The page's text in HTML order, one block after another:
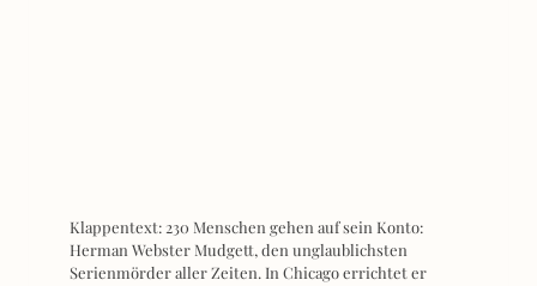
Klappentext: 230 Menschen gehen auf sein Konto:
Herman Webster Mudgett, den unglaublichsten
Serienmörder aller Zeiten. In Chicago errichtet er